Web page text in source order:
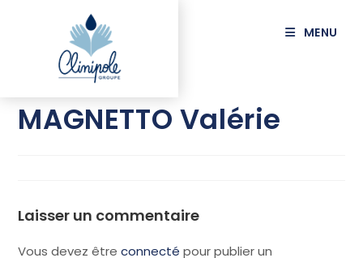
MENU
PASQUIÉ-
MAGNETTO Valérie
Laisser un commentaire
Vous devez êtreconnecté pour publier un